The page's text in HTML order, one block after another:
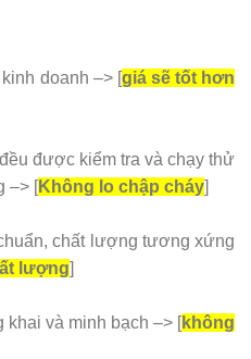
doanh –> [giá sẽ tốt hơn
được kiểm tra và chạy thử
–> [Không lo chập cháy]
chất lượng tương xứng
lượng]
và minh bạch –> [không